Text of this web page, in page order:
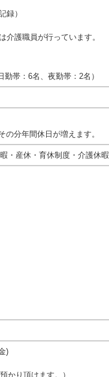
）
理
職員が行っています。
帯：6名、夜勤帯：2名）
分年間休日が増えます。
・産休・育休制度・介護休暇
)
かり頂けます。）